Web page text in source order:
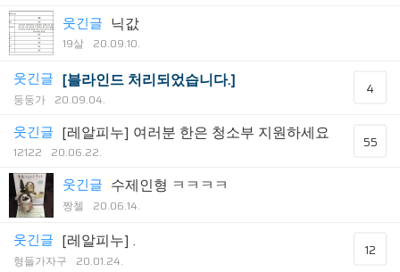
웃긴글 닉값
19살 20.09.10.
웃긴글 [블라인드 처리되었습니다.]
둥둥가 20.09.04.
4
웃긴글 [레알피누] 여러분 한은 청소부 지원하세요
12122 20.06.22.
55
웃긴글 수제인형 ㅋㅋㅋㅋ
짱첼 20.06.14.
웃긴글 [레알피누] .
형들가자구 20.01.24.
12